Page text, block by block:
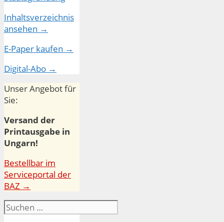
Inhaltsverzeichnis
ansehen →
E-Paper kaufen →
Digital-Abo →
Unser Angebot für
Sie:
Versand der
Printausgabe in
Ungarn!
Bestellbar im
Serviceportal der
BAZ →
Suchen
nach: